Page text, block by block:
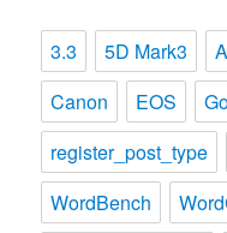
3.3 5D Mark3
Canon
EOS
register_post_type
WordBench